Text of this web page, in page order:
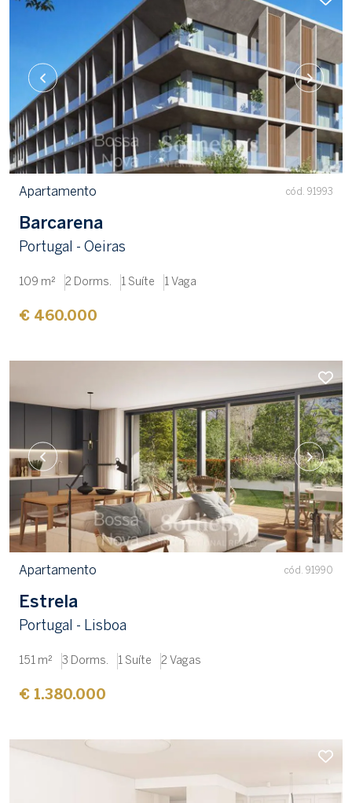
Apartamento cód. 91993
Barcarena
Portugal - Oeiras
109 m² 2 Dorms. 1 Suíte 1 Vaga
€ 460.000
Apartamento cód. 91990
Estrela
Portugal - Lisboa
151 m² 3 Dorms. 1 Suíte 2 Vagas
€ 1.380.000